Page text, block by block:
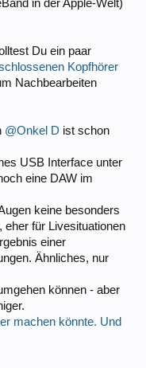
in der Apple-Welt)
Du ein paar
Kopfhörer
Nachbearbeiten
@Onkel D ist schon
USB Interface unter
eine DAW im
keine besonders
eher für Livesituationen
einer
Ähnliches, nur
können - aber
machen könnte. Und